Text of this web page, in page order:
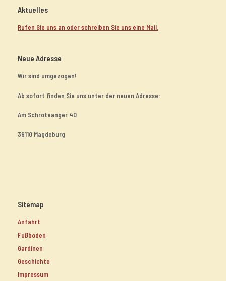
Aktuelles
Rufen Sie uns an oder schreiben Sie uns eine Mail.
Neue Adresse
Wir sind umgezogen!
Ab sofort finden Sie uns unter der neuen Adresse:
Am Schroteanger 40
39110 Magdeburg
Sitemap
Anfahrt
Fußboden
Gardinen
Geschichte
Impressum